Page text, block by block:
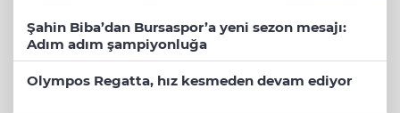
Şahin Biba’dan Bursaspor’a yeni sezon mesajı:
Adım adım şampiyonluğa
Olympos Regatta, hız kesmeden devam ediyor